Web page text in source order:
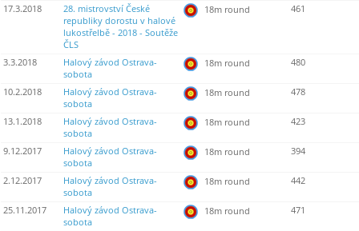
17.3.2018
28. mistrovství České
republiky dorostu v halové
lukostřelbě - 2018 - Soutěže
ČLS
18m round 461
3.3.2018
Halový závod Ostrava-
sobota
18m round 480
10.2.2018
Halový závod Ostrava-
sobota
18m round 478
13.1.2018
Halový závod Ostrava-
sobota
18m round 423
9.12.2017
Halový závod Ostrava-
sobota
18m round 394
2.12.2017
Halový závod Ostrava-
sobota
18m round 442
25.11.2017
Halový závod Ostrava-
sobota
18m round 471